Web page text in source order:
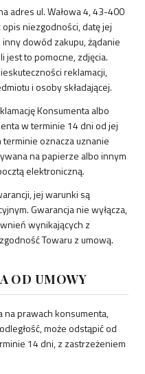
adres ul. Wałowa 4, 43-400
niezgodności, datę jej
dowód zakupu, żądanie
jest to pomocne, zdjęcia.
reklamacji,
i osoby składającej.
Konsumenta albo
w terminie 14 dni od jej
oznacza uznanie
na papierze albo innym
elektroniczną.
jej warunki są
Gwarancja nie wyłącza,
wynikających z
Towaru z umową.
OD UMOWY
na prawach konsumenta,
może odstąpić od
14 dni, z zastrzeżeniem